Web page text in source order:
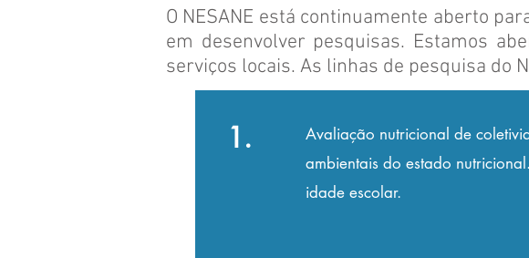
O NESANE está continuamente aberto
em desenvolver pesquisas. Estamos
serviços locais. As linhas de pesquisa do
1.
Avaliação nutricional de
ambientais do estado
idade escolar.